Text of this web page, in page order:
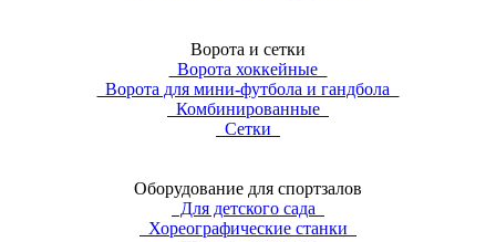
Ворота и сетки
Ворота хоккейные
Ворота для мини-футбола и гандбола
Комбинированные
Сетки
Оборудование для спортзалов
Для детского сада
Хореографические станки